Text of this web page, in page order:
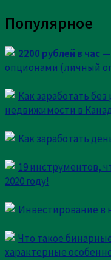
Имя*
Email*
Сайт
Сохранить моё имя,
Current ye@r*
Популярное
2200 рублей в час—
опционами (личный
Как заработать
недвижимости в
Как заработать
19 инструментов,
2020 году!
Инвестирование в
Что такое
характерные